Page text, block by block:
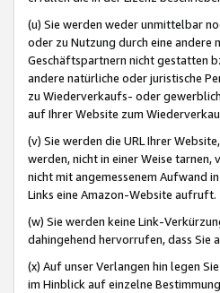
(u) Sie werden weder unmittelbar
oder zu Nutzung durch eine andere
Geschäftspartnern nicht gestatten
andere natürliche oder juristische
zu Wiederverkaufs- oder
auf Ihrer Website zum
(v) Sie werden die URL Ihrer
werden, nicht in einer Weise
nicht mit angemessenem Aufwand
Links eine Amazon-Website aufruft.
(w) Sie werden keine Link-
dahingehend hervorrufen, dass Sie
(x) Auf unser Verlangen hin legen
im Hinblick auf einzelne